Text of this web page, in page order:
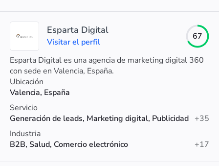
Esparta Digital
Visitar el perfil
67
Esparta Digital es una agencia de marketing digital 360
con sede en Valencia, España.
Ubicación
Valencia, España
Servicio
Generación de leads, Marketing digital, Publicidad +35
Industria
B2B, Salud, Comercio electrónico
+17